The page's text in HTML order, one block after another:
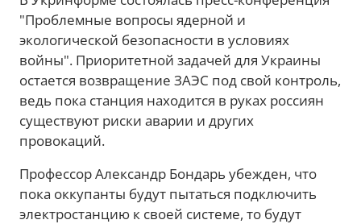
"Проблемные вопросы ядерной и
экологической безопасности в условиях
войны". Приоритетной задачей для Украины
остается возвращение ЗАЭС под свой контроль,
ведь пока станция находится в руках россиян
существуют риски аварии и других
провокаций.
Профессор Александр Бондарь убежден, что
пока оккупанты будут пытаться подключить
электростанцию к своей системе, то будут